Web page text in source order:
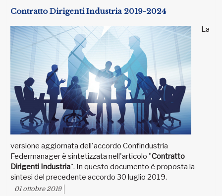
Contratto Dirigenti Industria 2019-2024
La
versione aggiornata dell'accordo Confindustria
Federmanager è sintetizzata nell'articolo "Contratto
Dirigenti Industria". In questo documento è proposta la
sintesi del precedente accordo 30 luglio 2019.
01 ottobre 2019